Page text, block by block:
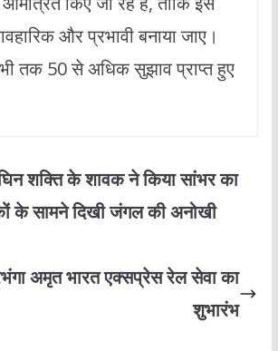
और प्रभावी बनाया जाए।
तक 50 से अधिक सुझाव प्राप्त हुए
शक्ति के शावक ने किया सांभर का
के सामने दिखी जंगल की अनोखी
अमृत भारत एक्सप्रेस रेल सेवा का
शुभारंभ